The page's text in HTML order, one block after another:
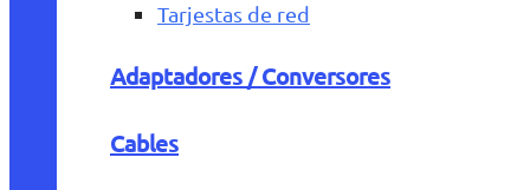
Tarjestas de red
Adaptadores / Conversores
Cables